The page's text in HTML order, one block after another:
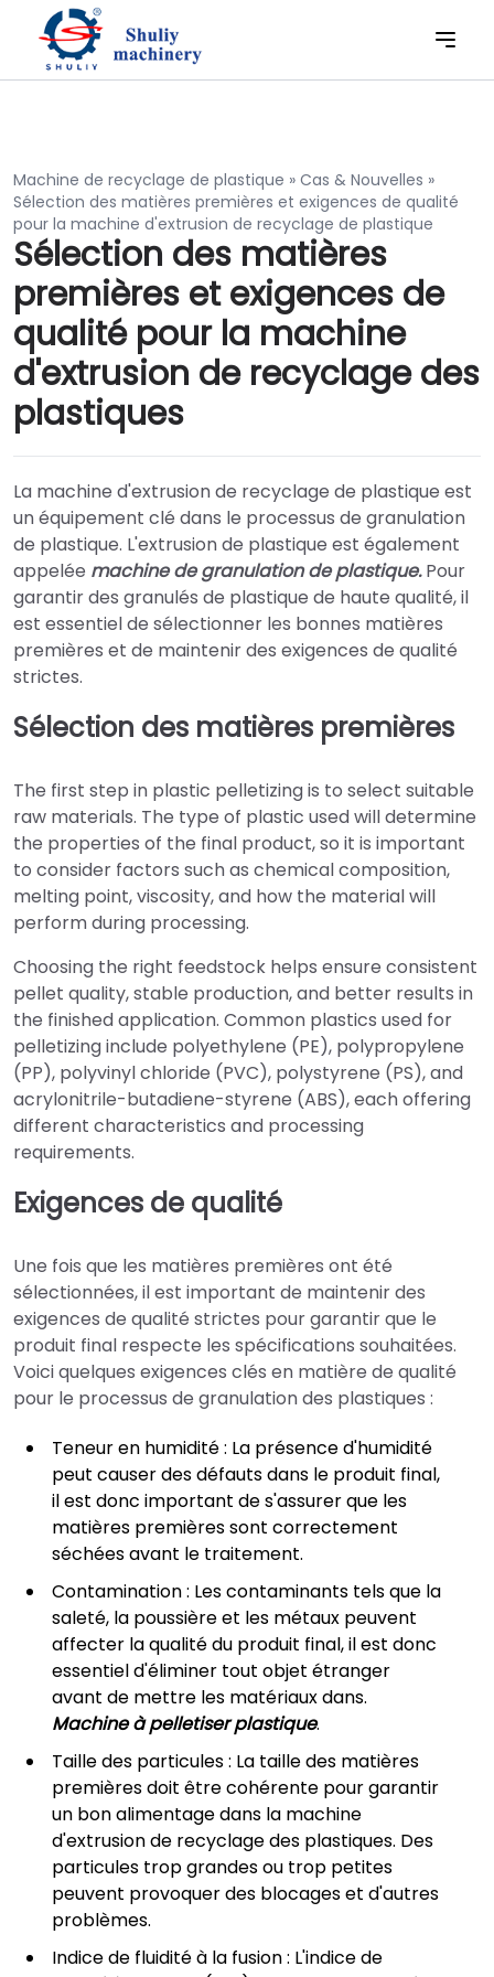
Machine de recyclage de plastique » Cas & Nouvelles »
Sélection des matières premières et exigences de qualité
pour la machine d'extrusion de recyclage de plastique
Sélection des matières
premières et exigences de
qualité pour la machine
d'extrusion de recyclage des
plastiques
La machine d'extrusion de recyclage de plastique est
un équipement clé dans le processus de granulation
de plastique. L'extrusion de plastique est également
appelée machine de granulation de plastique.Pour
garantir des granulés de plastique de haute qualité, il
est essentiel de sélectionner les bonnes matières
premières et de maintenir des exigences de qualité
strictes.
Sélection des matières premières
The first step in plastic pelletizing is to select suitable
raw materials. The type of plastic used will determine
the properties of the final product, so it is important
to consider factors such as chemical composition,
melting point, viscosity, and how the material will
perform during processing.
Choosing the right feedstock helps ensure consistent
pellet quality, stable production, and better results in
the finished application. Common plastics used for
pelletizing include polyethylene (PE), polypropylene
(PP), polyvinyl chloride (PVC), polystyrene (PS), and
acrylonitrile-butadiene-styrene (ABS), each offering
different characteristics and processing
requirements.
Exigences de qualité
Une fois que les matières premières ont été
sélectionnées, il est important de maintenir des
exigences de qualité strictes pour garantir que le
produit final respecte les spécifications souhaitées.
Voici quelques exigences clés en matière de qualité
pour le processus de granulation des plastiques :
Teneur en humidité : La présence d'humidité
peut causer des défauts dans le produit final,
il est donc important de s'assurer que les
matières premières sont correctement
séchées avant le traitement.
Contamination : Les contaminants tels que la
saleté, la poussière et les métaux peuvent
affecter la qualité du produit final, il est donc
essentiel d'éliminer tout objet étranger
avant de mettre les matériaux dans.
Machine à pelletiser plastique.
Taille des particules : La taille des matières
premières doit être cohérente pour garantir
un bon alimentage dans la machine
d'extrusion de recyclage des plastiques. Des
particules trop grandes ou trop petites
peuvent provoquer des blocages et d'autres
problèmes.
Indice de fluidité à la fusion : L'indice de